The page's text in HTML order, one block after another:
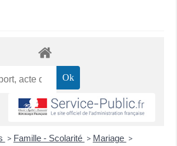
> Famille - Scolarité > Mariage >